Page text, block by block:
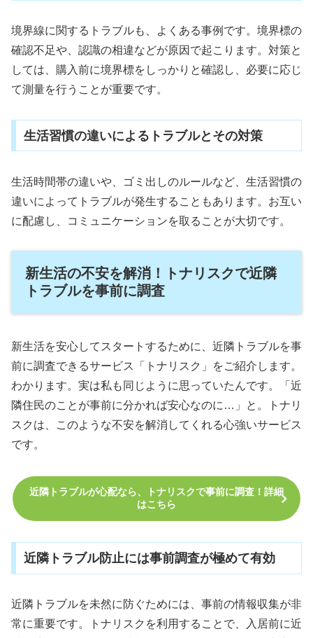
境界線に関するトラブルも、よくある事例です。境界標の
確認不足や、認識の相違などが原因で起こります。対策と
しては、購入前に境界標をしっかりと確認し、必要に応じ
て測量を行うことが重要です。
生活習慣の違いによるトラブルとその対策
生活時間帯の違いや、ゴミ出しのルールなど、生活習慣の
違いによってトラブルが発生することもあります。お互い
に配慮し、コミュニケーションを取ることが大切です。
新生活の不安を解消！トナリスクで近隣
トラブルを事前に調査
新生活を安心してスタートするために、近隣トラブルを事
前に調査できるサービス「トナリスク」をご紹介します。
わかります。実は私も同じように思っていたんです。「近
隣住民のことが事前に分かれば安心なのに…」と。トナリ
スクは、このような不安を解消してくれる心強いサービス
です。
近隣トラブルが心配なら、トナリスクで事前に調査！詳細
はこちら
近隣トラブル防止には事前調査が極めて有効
近隣トラブルを未然に防ぐためには、事前の情報収集が非
常に重要です。トナリスクを利用することで、入居前に近